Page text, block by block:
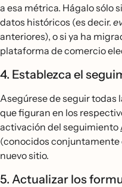
a esa métrica. Hágalo sólo
datos históricos (es decir.
anteriores), o si ya ha
plataforma de comercio
4. Establezca el
Asegúrese de seguir
que figuran en los
activación del seguimiento
(conocidos
nuevo sitio.
5. Actualizar los